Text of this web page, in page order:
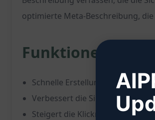
optimierte Meta-Beschreibung,
Funktionen:
Schnelle Erstellung einer SEO-
Verbessert die Sichtbarkeit
Steigert die Klickrate und lockt